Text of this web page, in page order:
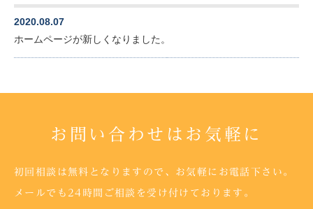
2020.08.07
ホームページが新しくなりました。
お問い合わせはお気軽に
初回相談は無料となりますので、お気軽にお電話下さい。
メールでも24時間ご相談を受け付けております。